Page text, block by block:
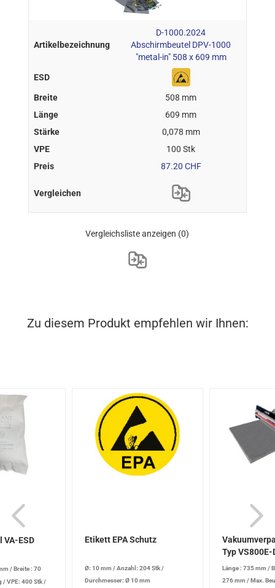
D-1000.2024
Abschirmbeutel DPV-1000
"metal-in" 508 x 609 mm
508 mm
609 mm
0,078 mm
100 Stk
87.20 CHF
Vergleichsliste anzeigen (0)
Zu diesem Produkt empfehlen wir Ihnen:
ESD
/Breite : 70
/VPE: 400 Stk/
Etikett EPA Schutz
Ø: 10 mm /Anzahl: 204 Stk/
Durchmesser: Ø 10 mm
Typ VS800E-
Länge : 735 mm /
276 mm /Max.